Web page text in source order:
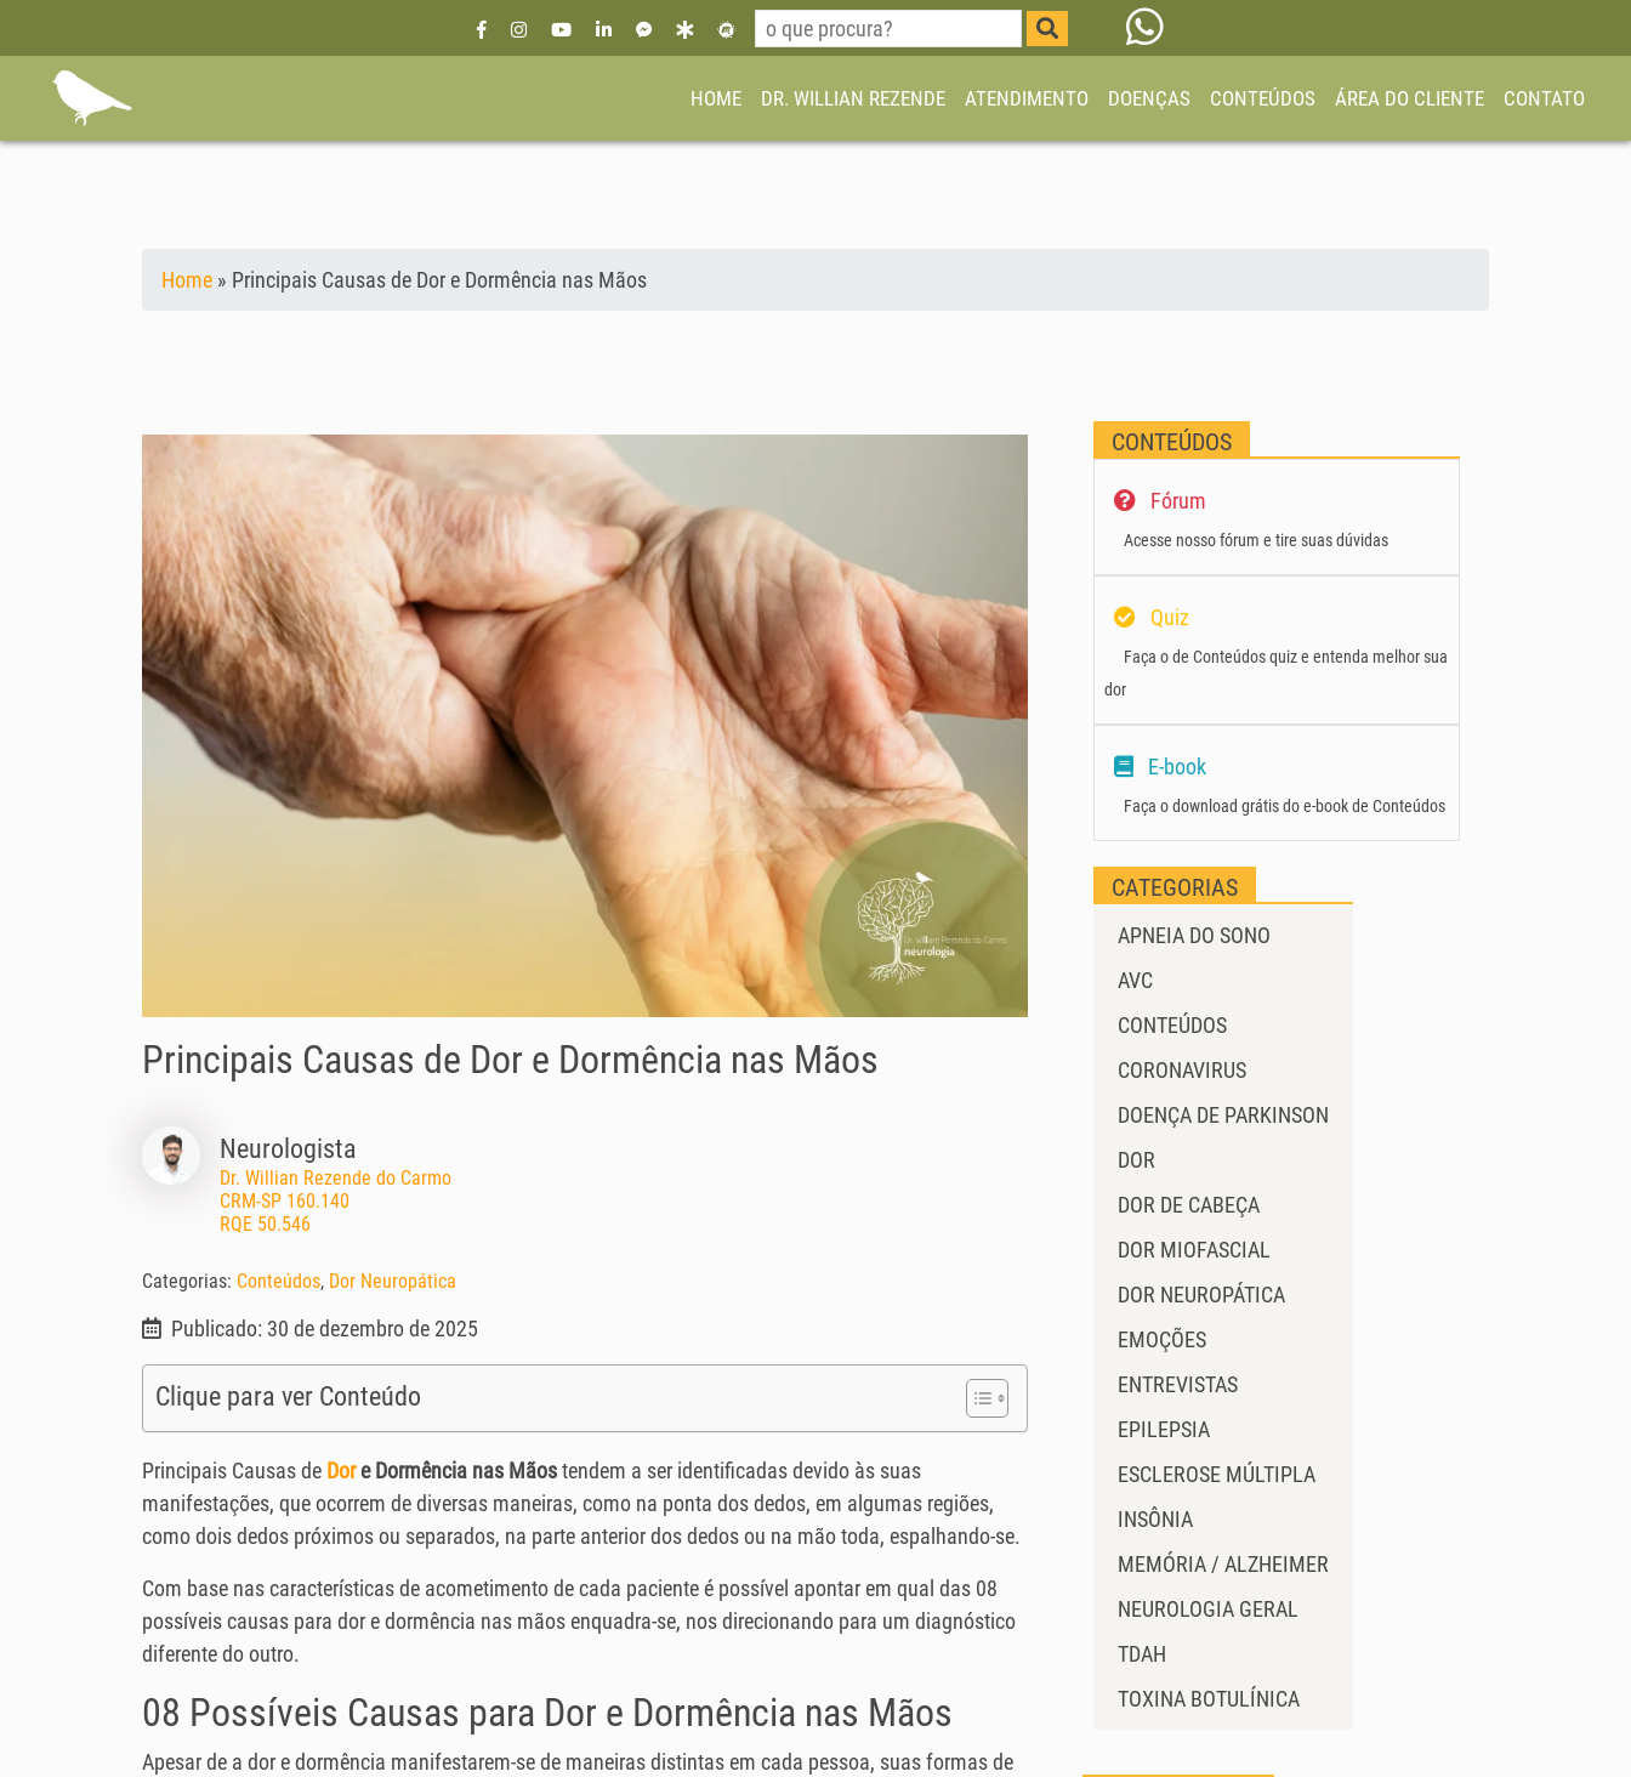
HOME DR. WILLIAN REZENDE ATENDIMENTO DOENÇAS CONTEÚDOS ÁREA DO CLIENTE CONTATO
Home » Principais Causas de Dor e Dormência nas Mãos
Principais Causas de Dor e Dormência nas Mãos
Neurologista
Dr. Willian Rezende do Carmo
CRM-SP 160.140
RQE 50.546
Categorias: Conteúdos, Dor Neuropática
Publicado: 30 de dezembro de 2025
Clique para ver Conteúdo
Principais Causas de Dore Dormência nas Mãostendem a ser identificadas devido às suas
manifestações, que ocorrem de diversas maneiras, como na ponta dos dedos, em algumas regiões,
como dois dedos próximos ou separados, na parte anterior dos dedos ou na mão toda, espalhando-se.
Com base nas características de acometimento de cada paciente é possível apontar em qual das 08
possíveis causas para dor e dormência nas mãos enquadra-se, nos direcionando para um diagnóstico
diferente do outro.
08 Possíveis Causas para Dor e Dormência nas Mãos
Apesar de a dor e dormência manifestarem-se de maneiras distintas em cada pessoa, suas formas de
CONTEÚDOS
Fórum
Acesse nosso fórum e tire suas dúvidas
Quiz
Faça o de Conteúdos quiz e entenda melhor sua
dor
E-book
Faça o download grátis do e-book de Conteúdos
CATEGORIAS
APNEIA DO SONO
AVC
CONTEÚDOS
CORONAVIRUS
DOENÇA DE PARKINSON
DOR
DOR DE CABEÇA
DOR MIOFASCIAL
DOR NEUROPÁTICA
EMOÇÕES
ENTREVISTAS
EPILEPSIA
ESCLEROSE MÚLTIPLA
INSÔNIA
MEMÓRIA / ALZHEIMER
NEUROLOGIA GERAL
TDAH
TOXINA BOTULÍNICA